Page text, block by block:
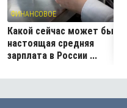
ФИНАНСОВОЕ
Какой сейчас может быть
настоящая средняя
зарплата в России ...